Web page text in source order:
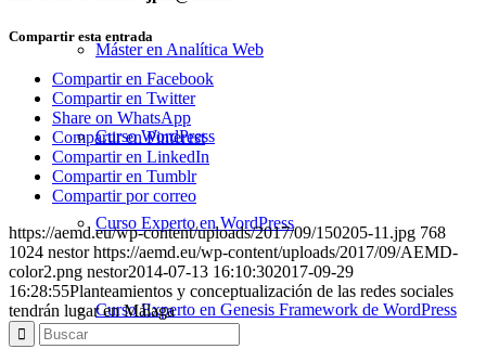
Máster en Analítica Web
Curso WordPress
Curso Experto en WordPress
Curso Experto en Genesis Framework de WordPress
Compartir esta entrada
Compartir en Facebook
Compartir en Twitter
Share on WhatsApp
Compartir en Pinterest
Compartir en LinkedIn
Compartir en Tumblr
Compartir por correo
https://aemd.eu/wp-content/uploads/2017/09/150205-11.jpg 768
1024 nestor https://aemd.eu/wp-content/uploads/2017/09/AEMD-
color2.png nestor2014-07-13 16:10:302017-09-29
16:28:55Planteamientos y conceptualización de las redes sociales
tendrán lugar en Málaga